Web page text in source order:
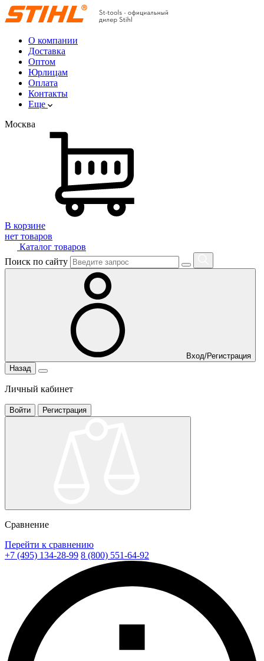
О компании
Доставка
Оптом
Юрлицам
Оплата
Контакты
Еще
Москва
В корзине
нет товаров
Каталог товаров
Поиск по сайту
Вход/Регистрация
Назад
Личный кабинет
Войти Регистрация
Сравнение
Перейти к сравнению
+7 (495) 134-28-99 8 (800) 551-64-92